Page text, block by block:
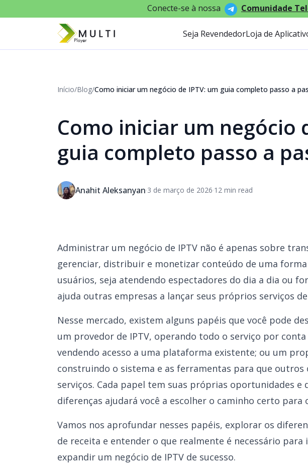
Conecte-se à nossa Comunidade
Seja RevendedorLoja de
Início/Blog/Como iniciar um negócio de IPTV: um guia completo passo a
Como iniciar um negócio
guia completo passo a
Anahit Aleksanyan·3 de março de 2026·12 min read
Administrar um negócio de IPTV não é apenas sobre
gerenciar, distribuir e monetizar conteúdo de uma
usuários, seja atendendo espectadores do dia a dia ou
ajuda outras empresas a lançar seus próprios serviços de
Nesse mercado, existem alguns papéis que você pode
um provedor de IPTV, operando todo o serviço por
vendendo acesso a uma plataforma existente; ou um
construindo o sistema e as ferramentas para que
serviços. Cada papel tem suas próprias oportunidades e
diferenças ajudará você a escolher o caminho certo para
Vamos nos aprofundar nesses papéis, explorar os
de receita e entender o que realmente é necessário para
expandir um negócio de IPTV de sucesso.